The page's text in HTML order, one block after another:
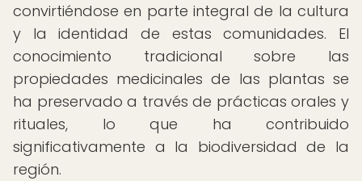
convirtiéndose en parte integral de la cultura
y la identidad de estas comunidades. El
conocimiento tradicional sobre las
propiedades medicinales de las plantas se
ha preservado a través de prácticas orales y
rituales, lo que ha contribuido
significativamente a la biodiversidad de la
región.